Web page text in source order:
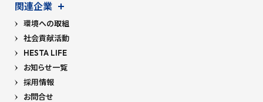
関連企業
環境への取組
社会貢献活動
HESTA LIFE
お知らせ一覧
採用情報
お問合せ